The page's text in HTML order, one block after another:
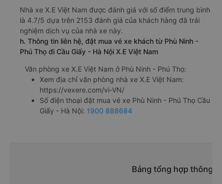
Nhà xe X.E Việt Nam được đánh giá với số điểm trung bình
là 4.7/5 dựa trên 2153 đánh giá của khách hàng đã trải
nghiệm dịch vụ của nhà xe này.
h. Thông tin liên hệ, đặt mua vé xe khách từ Phù Ninh -
Phú Thọ đi Cầu Giấy - Hà Nội X.E Việt Nam
Văn phòng xe X.E Việt Nam ở Phù Ninh - Phú Thọ:
Xem địa chỉ văn phòng nhà xe X.E Việt Nam:
https://vexere.com/vi-VN/
Số điện thoại đặt mua vé xe Phù Ninh - Phú Thọ Cầu
Giấy - Hà Nội: 1900 888684
Bảng tổng hợp thông